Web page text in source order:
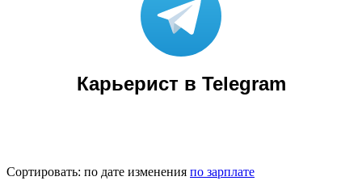
Карьерист в Telegram
Сортировать: по дате изменения по зарплате